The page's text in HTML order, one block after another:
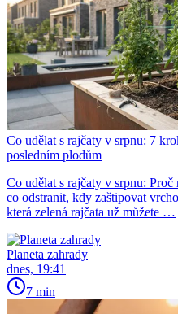
Co udělat s rajčaty v srpnu: 7
posledním plodům
Co udělat s rajčaty v srpnu: Proč
co odstranit, kdy zaštipovat
která zelená rajčata už můžete …
Planeta zahrady
dnes, 19:41
7 min